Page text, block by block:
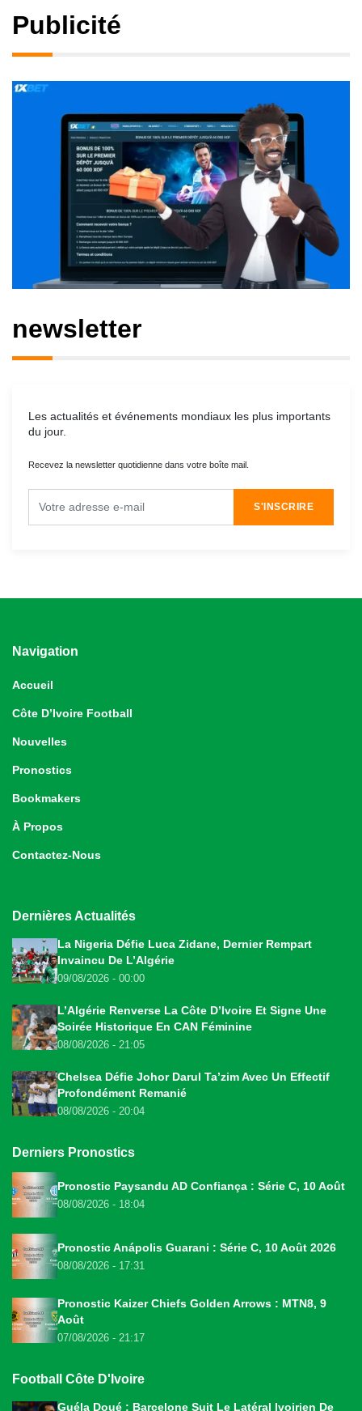
Publicité
newsletter
Les actualités et événements mondiaux les plus importants
du jour.
Recevez la newsletter quotidienne dans votre boîte mail.
S'INSCRIRE
Navigation
Accueil
Côte D’Ivoire Football
Nouvelles
Pronostics
Bookmakers
À Propos
Contactez-Nous
Dernières Actualités
La Nigeria Défie Luca Zidane, Dernier Rempart
Invaincu De L’Algérie
09/08/2026 - 00:00
L’Algérie Renverse La Côte D’Ivoire Et Signe Une
Soirée Historique En CAN Féminine
08/08/2026 - 21:05
Chelsea Défie Johor Darul Ta’zim Avec Un Effectif
Profondément Remanié
08/08/2026 - 20:04
Derniers Pronostics
Pronostic Paysandu AD Confiança : Série C, 10 Août
08/08/2026 - 18:04
Pronostic Anápolis Guarani : Série C, 10 Août 2026
08/08/2026 - 17:31
Pronostic Kaizer Chiefs Golden Arrows : MTN8, 9
Août
07/08/2026 - 21:17
Football Côte D'Ivoire
Guéla Doué : Barcelone Suit Le Latéral Ivoirien De